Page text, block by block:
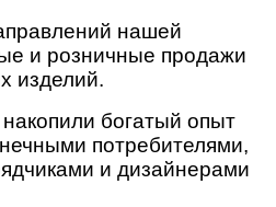
нашей
и розничные продажи
изделий.
богатый опыт
потребителями,
и дизайнерами